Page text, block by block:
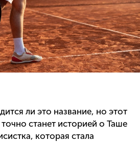
ли это название, но этот
станет историей о Таше
которая стала